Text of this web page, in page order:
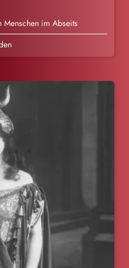
Menschen im Abseits